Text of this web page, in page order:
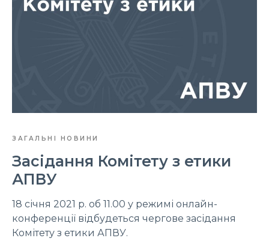
ЗАГАЛЬНІ НОВИНИ
Засідання Комітету з етики
АПВУ
18 січня 2021 р. об 11.00 у режимі онлайн-
конференції відбудеться чергове засідання
Комітету з етики АПВУ.